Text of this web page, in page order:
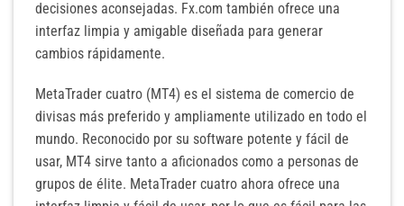
decisiones aconsejadas. Fx.com también ofrece una
interfaz limpia y amigable diseñada para generar
cambios rápidamente.
MetaTrader cuatro (MT4) es el sistema de comercio de
divisas más preferido y ampliamente utilizado en todo el
mundo. Reconocido por su software potente y fácil de
usar, MT4 sirve tanto a aficionados como a personas de
grupos de élite. MetaTrader cuatro ahora ofrece una